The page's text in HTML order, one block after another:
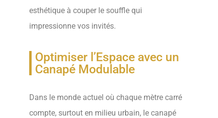
esthétique à couper le souffle qui
impressionne vos invités.
Optimiser l’Espace avec un
Canapé Modulable
Dans le monde actuel où chaque mètre carré
compte, surtout en milieu urbain, le canapé